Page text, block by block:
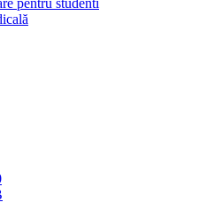
pentru studenti